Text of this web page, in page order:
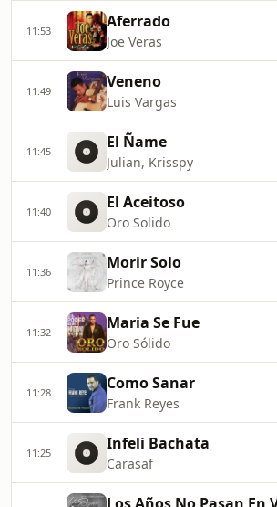
11:53 Aferrado
Joe Veras
11:49 Veneno
Luis Vargas
11:45 El Ñame
Julian, Krisspy
11:40 El Aceitoso
Oro Solido
11:36 Morir Solo
Prince Royce
11:32 Maria Se Fue
Oro Sólido
11:28 Como Sanar
Frank Reyes
11:25 Infeli Bachata
Carasaf